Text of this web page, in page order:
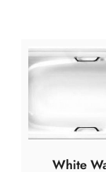
White